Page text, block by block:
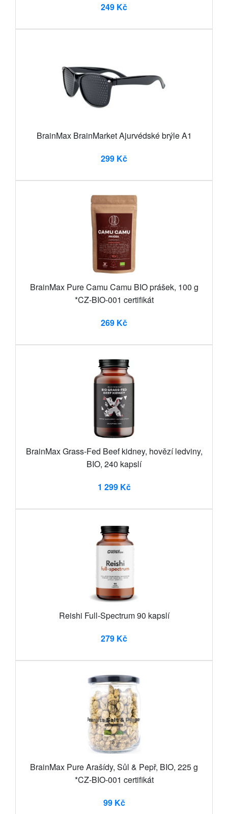
249 Kč
BrainMax BrainMarket Ajurvédské brýle A1
299 Kč
BrainMax Pure Camu Camu BIO prášek, 100 g
*CZ-BIO-001 certifikát
269 Kč
BrainMax Grass-Fed Beef kidney, hovězí ledviny,
BIO, 240 kapslí
1 299 Kč
Reishi Full-Spectrum 90 kapslí
279 Kč
BrainMax Pure Arašídy, Sůl & Pepř, BIO, 225 g
*CZ-BIO-001 certifikát
99 Kč